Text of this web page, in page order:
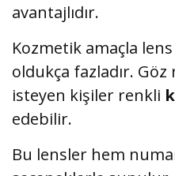
avantajlıdır.
Kozmetik amaçla
oldukça fazladır.
isteyen kişiler renkli
edebilir.
Bu lensler hem